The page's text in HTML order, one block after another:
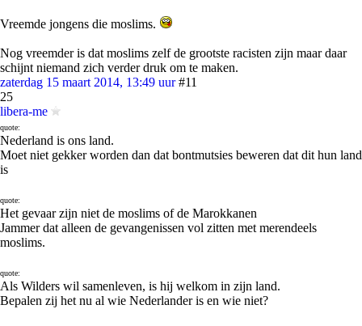
Vreemde jongens die moslims.
Nog vreemder is dat moslims zelf de grootste racisten zijn maar daar
schijnt niemand zich verder druk om te maken.
zaterdag 15 maart 2014, 13:49 uur #11
25
libera-me
quote:
Nederland is ons land.
Moet niet gekker worden dan dat bontmutsies beweren dat dit hun land
is
quote:
Het gevaar zijn niet de moslims of de Marokkanen
Jammer dat alleen de gevangenissen vol zitten met merendeels
moslims.
quote:
Als Wilders wil samenleven, is hij welkom in zijn land.
Bepalen zij het nu al wie Nederlander is en wie niet?